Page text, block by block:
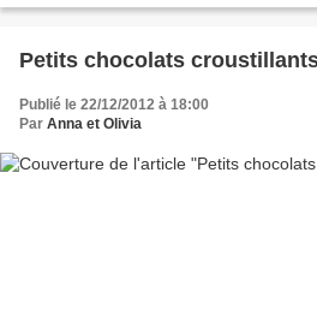
Petits chocolats
Publié le 22/12/2012 à 18:00
Par Anna et Olivia